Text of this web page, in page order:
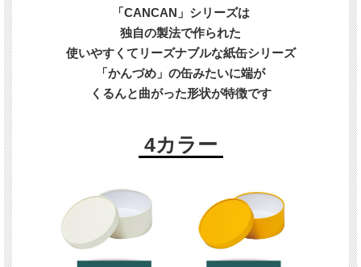
「CANCAN」シリーズは
独自の製法で作られた
使いやすくてリーズナブルな紙缶シリーズ
「かんづめ」の缶みたいに端が
くるんと曲がった形状が特徴です
4カラー